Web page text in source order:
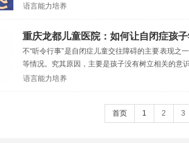
语言能力培养
重庆龙都儿童医院：如何让自闭症孩
不“听令行事”是自闭症儿童交往障碍的主要表现之
等情况。究其原因，主要是孩子没有树立相关的意
语言能力培养
首页 1 2 3